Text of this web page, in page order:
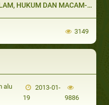
DAN MACAM-MACAMNYA
3149
alu
2013-01-
19
9886